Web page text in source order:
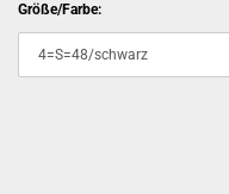
Größe/Farbe: